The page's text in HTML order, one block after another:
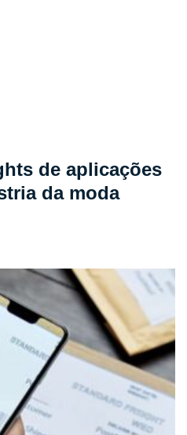
de aplicações
da moda